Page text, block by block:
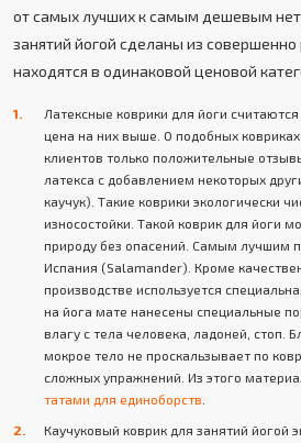
от самых лучших к самым дешевым
занятий йогой сделаны из
находятся в одинаковой ценовой
Латексные коврики для йоги
цена на них выше. О подобных
клиентов только положительные
латекса с добавлением некоторых
каучук). Такие коврики экологически
износостойки. Такой коврик для йоги
природу без опасений. Самым лучшим
Испания (Salamander). Кроме
производстве используется
на йога мате нанесены специальные
влагу с тела человека, ладоней, стоп.
мокрое тело не проскальзывает по
сложных упражнений. Из этого
татами для единоборств
Каучуковый коврик для занятий йогой